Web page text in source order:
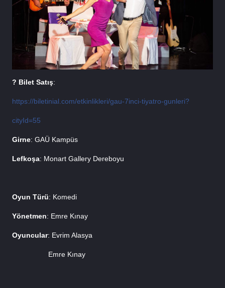
? Bilet Satış:
https://biletinial.com/etkinlikleri/gau-7inci-tiyatro-gunleri?
cityId=55
Girne: GAÜ Kampüs
Lefkoşa: Monart Gallery Dereboyu
Oyun Türü: Komedi
Yönetmen: Emre Kınay
Oyuncular: Evrim Alasya
Emre Kınay